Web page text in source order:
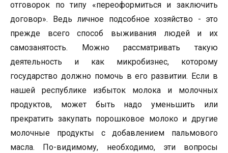
отговорок по типу «переоформиться и заключить
договор». Ведь личное подсобное хозяйство - это
прежде всего способ выживания людей и их
самозанятость. Можно рассматривать такую
деятельность и как микробизнес, которому
государство должно помочь в его развитии. Если в
нашей республике избыток молока и молочных
продуктов, может быть надо уменьшить или
прекратить закупать порошковое молоко и другие
молочные продукты с добавлением пальмового
масла. По-видимому, необходимо, эти вопросы